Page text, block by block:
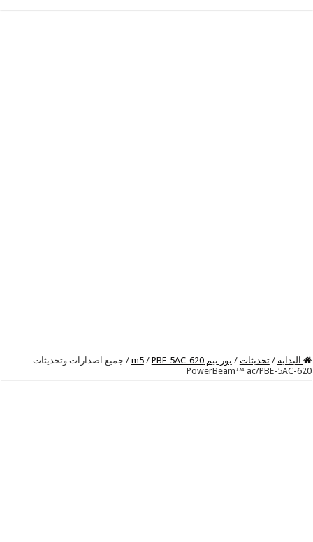
البداية / تحديثات / بور بيم m5 / PBE-5AC-620
/ جميع اصدارات وتحديثات
PowerBeam™ ac/PBE-5AC-620